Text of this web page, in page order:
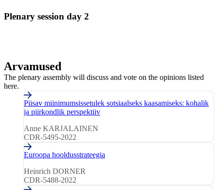
Plenary
Plenary session day 2
Arvamused
The plenary assembly will discuss and vote on the opinions listed
here.
Opinions
Piisav miinimumsissetulek sotsiaalseks kaasamiseks: kohalik
ja piirkondlik perspektiiv
Anne KARJALAINEN
CDR-5495-2022
Euroopa hooldusstrateegia
Heinrich DORNER
CDR-5488-2022